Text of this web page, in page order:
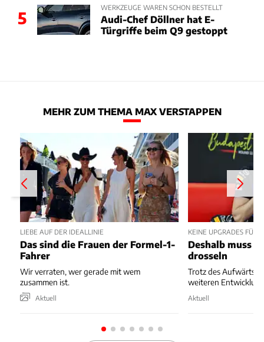
5
WERKZEUGE WAREN SCHON BESTELLT
Audi-Chef Döllner hat E-
Türgriffe beim Q9 gestoppt
MEHR ZUM THEMA MAX VERSTAPPEN
LIEBE AUF DER IDEALLINIE
Das sind die Frauen der Formel-1-
Fahrer
Wir verraten, wer gerade mit wem
zusammen ist.
Aktuell
KEINE UPGRADES FÜR
Deshalb muss
drosseln
Trotz des
weiteren
Aktuell